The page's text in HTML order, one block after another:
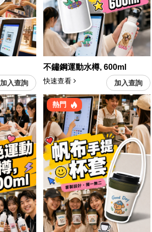
加入查詢
不鏽鋼運動水樽, 600ml
加入查詢
快速查看
熱門